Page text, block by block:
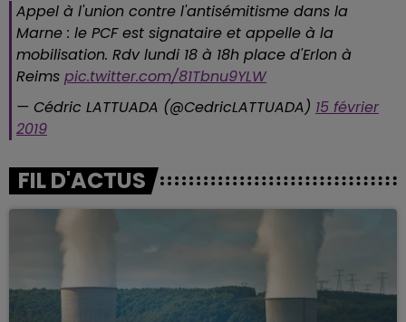
Appel à l'union contre l'antisémitisme dans la
Marne : le PCF est signataire et appelle à la
mobilisation. Rdv lundi 18 à 18h place d'Erlon à
Reims pic.twitter.com/81Tbnu9YLW
— Cédric LATTUADA (@CedricLATTUADA) 15 février
2019
FIL D'ACTUS